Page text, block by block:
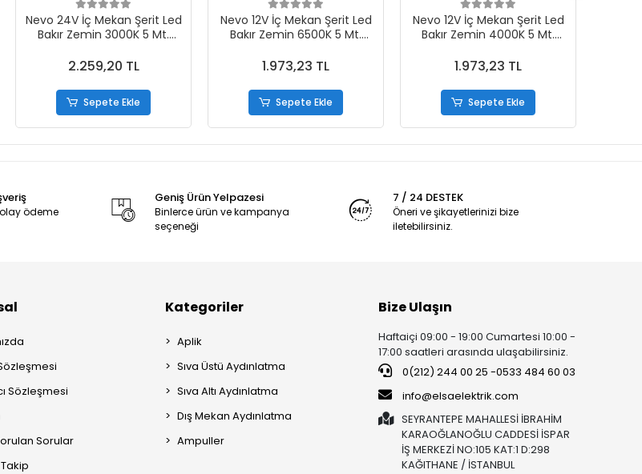
Nevo 24V İç Mekan Şerit Led
Bakır Zemin 3000K 5 Mt.
2.259,20 TL
Sepete Ekle
Nevo 12V İç Mekan Şerit Led
Bakır Zemin 6500K 5 Mt.
1.973,23 TL
Sepete Ekle
Nevo 12V İç Mekan Şerit Led
Bakır Zemin 4000K 5 Mt.
1.973,23 TL
Sepete Ekle
ödeme
Geniş Ürün Yelpazesi
Binlerce ürün ve kampanya
seçeneği
7 / 24 DESTEK
Öneri ve şikayetlerinizi bize
iletebilirsiniz.
Sözleşmesi
Sorular
Kategoriler
Aplik
Sıva Üstü Aydınlatma
Sıva Altı Aydınlatma
Dış Mekan Aydınlatma
Ampuller
Bize Ulaşın
Haftaiçi 09:00 - 19:00 Cumartesi 10:00 -
17:00 saatleri arasında ulaşabilirsiniz.
0(212) 244 00 25 -0533 484 60 03
info@elsaelektrik.com
SEYRANTEPE MAHALLESİ İBRAHİM
KARAOĞLANOĞLU CADDESİ İSPAR
İŞ MERKEZİ NO:105 KAT:1 D:298
KAĞITHANE / İSTANBUL